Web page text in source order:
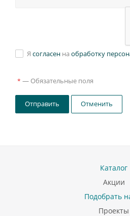
Я согласен на обработку
* — Обязательные поля
Отправить Отменить
Каталог
Акции
Подобрать
Проекты